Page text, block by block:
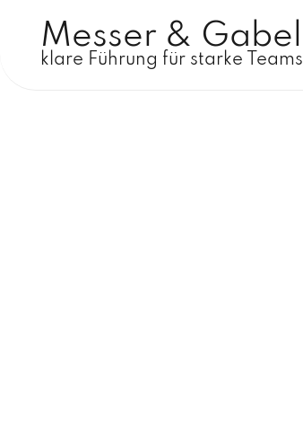
Messer & Gabel
klare Führung für starke Teams